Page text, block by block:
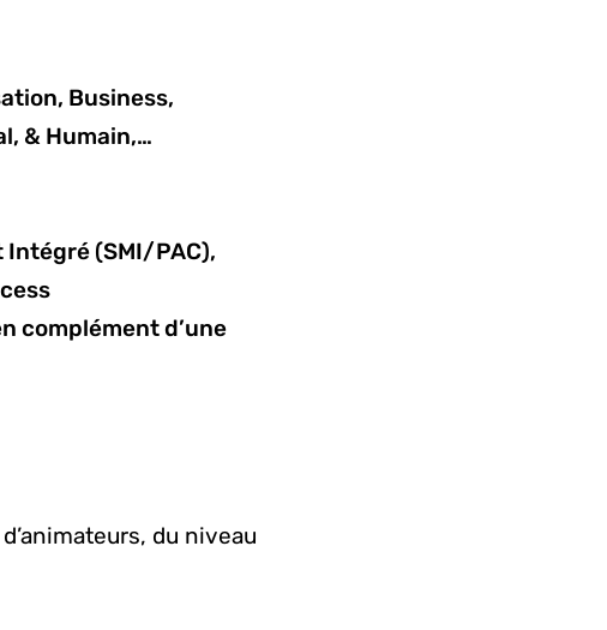
Business,
& Humain,…
Intégré (SMI/PAC),
complément d’une
du niveau